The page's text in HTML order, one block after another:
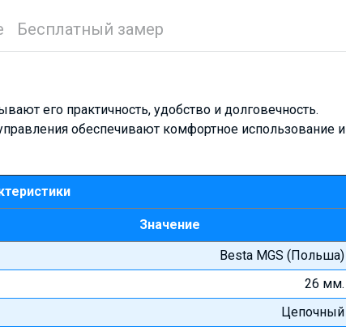
Бесплатный замер
его практичность, удобство и долговечность.
обеспечивают комфортное использование и
Значение
Besta MGS (Польша)
26 мм.
Цепочный